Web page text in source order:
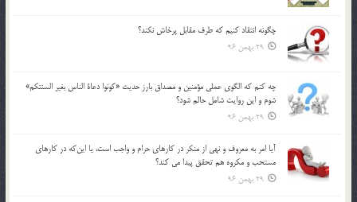
چگونه انتقاد كنيم كه طرف مقابل پرخاش نكند؟
29 بهمن 96
چه كنم كه الگوي عملي مؤمنين و مصداق بارز حديث «كونوا دعاة الناس بغير السنتكم»
شوم و اين روايت شامل حالم شود؟
29 بهمن 96
آيا امر به معروف و نهي از منكر در كارهاي حرام و واجب است، يا اين‌كه در كارهاي
مستحب و مكروه هم تحقق پيدا مي كند؟
29 بهمن 96